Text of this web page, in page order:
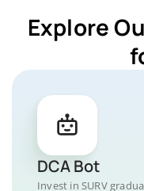
Explore
DCA Bot
Invest in SURV